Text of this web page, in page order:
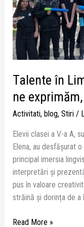
Talente în
ne
Activitati, blog, Stiri/
Elevii clasei a V-a A,
Elena, au desfășurat
principal imersia
interpretări și
pus în valoare
străină și dorința de a
exprimăm,
ne
bucurăm!
Read More »